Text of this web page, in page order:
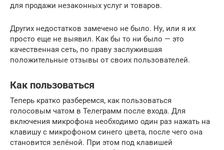
для продажи незаконных услуг и товаров.
Других недостатков замечено не было. Ну, или я их
просто еще не выявил. Как бы то ни было — это
качественная сеть, по праву заслужившая
положительные отзывы от своих пользователей.
Как пользоваться
Теперь кратко разберемся, как пользоваться
голосовым чатом в Телеграмм после входа. Для
включения микрофона необходимо один раз нажать на
клавишу с микрофоном синего цвета, после чего она
становится зелёной. При этом под клавишей